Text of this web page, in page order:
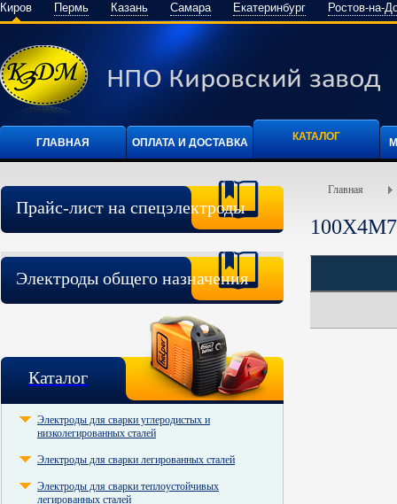
Киров Пермь Казань Самара Екатеринбург Ростов-на-
ГЛАВНАЯ ОПЛАТА И ДОСТАВКА КАТАЛОГ
Прайс-лист на спецэлектроды
Электроды общего назначения
Каталог
Электроды для сварки углеродистых и
низколегированных сталей
Электроды для сварки легированных сталей
Электроды для сварки теплоустойчивых
легированных сталей
Главная